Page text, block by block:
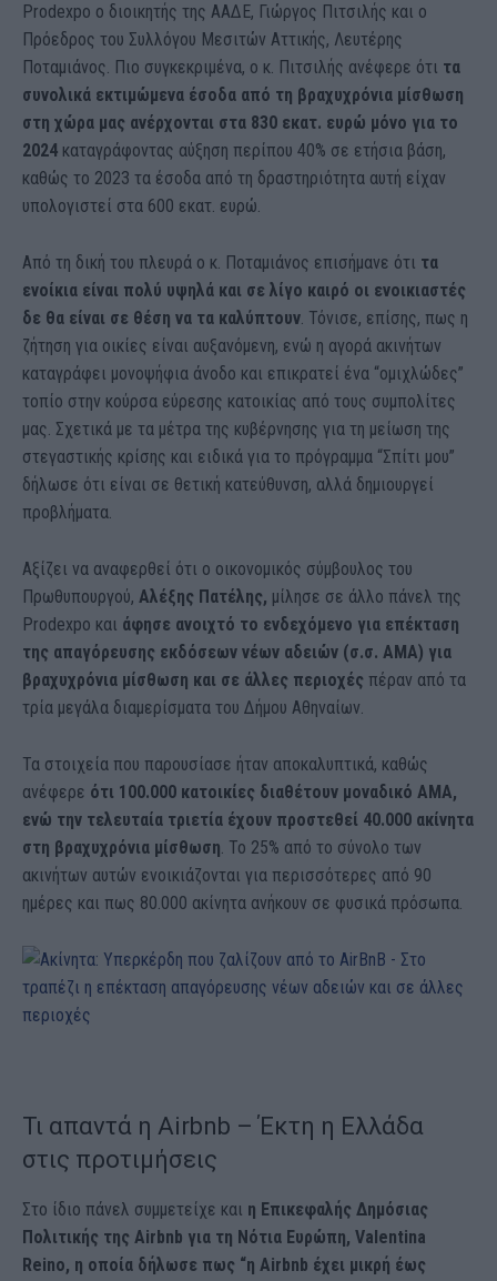
Prodexpo o διοικητής της ΑΑΔΕ, Γιώργος Πιτσιλής και ο
Πρόεδρος του Συλλόγου Μεσιτών Αττικής, Λευτέρης
Ποταμιάνος. Πιο συγκεκριμένα, ο κ. Πιτσιλής ανέφερε ότι τα
συνολικά εκτιμώμενα έσοδα από τη βραχυχρόνια μίσθωση
στη χώρα μας ανέρχονται στα 830 εκατ. ευρώ μόνο για το
2024 καταγράφοντας αύξηση περίπου 40% σε ετήσια βάση,
καθώς το 2023 τα έσοδα από τη δραστηριότητα αυτή είχαν
υπολογιστεί στα 600 εκατ. ευρώ.
Από τη δική του πλευρά ο κ. Ποταμιάνος επισήμανε ότι τα
ενοίκια είναι πολύ υψηλά και σε λίγο καιρό οι ενοικιαστές
δε θα είναι σε θέση να τα καλύπτουν. Τόνισε, επίσης, πως η
ζήτηση για οικίες είναι αυξανόμενη, ενώ η αγορά ακινήτων
καταγράφει μονοψήφια άνοδο και επικρατεί ένα “ομιχλώδες”
τοπίο στην κούρσα εύρεσης κατοικίας από τους συμπολίτες
μας. Σχετικά με τα μέτρα της κυβέρνησης για τη μείωση της
στεγαστικής κρίσης και ειδικά για το πρόγραμμα “Σπίτι μου”
δήλωσε ότι είναι σε θετική κατεύθυνση, αλλά δημιουργεί
προβλήματα.
Αξίζει να αναφερθεί ότι ο οικονομικός σύμβουλος του
Πρωθυπουργού, Αλέξης Πατέλης, μίλησε σε άλλο πάνελ της
Prodexpo και άφησε ανοιχτό το ενδεχόμενο για επέκταση
της απαγόρευσης εκδόσεων νέων αδειών (σ.σ. ΑΜΑ) για
βραχυχρόνια μίσθωση και σε άλλες περιοχές πέραν από τα
τρία μεγάλα διαμερίσματα του Δήμου Αθηναίων.
Τα στοιχεία που παρουσίασε ήταν αποκαλυπτικά, καθώς
ανέφερε ότι 100.000 κατοικίες διαθέτουν μοναδικό ΑΜΑ,
ενώ την τελευταία τριετία έχουν προστεθεί 40.000 ακίνητα
στη βραχυχρόνια μίσθωση. Το 25% από το σύνολο των
ακινήτων αυτών ενοικιάζονται για περισσότερες από 90
ημέρες και πως 80.000 ακίνητα ανήκουν σε φυσικά πρόσωπα.
Τι απαντά η Airbnb – Έκτη η Ελλάδα
στις προτιμήσεις
Στο ίδιο πάνελ συμμετείχε και η Επικεφαλής Δημόσιας
Πολιτικής της Airbnb για τη Νότια Ευρώπη, Valentina
Reino, η οποία δήλωσε πως “η Airbnb έχει μικρή έως